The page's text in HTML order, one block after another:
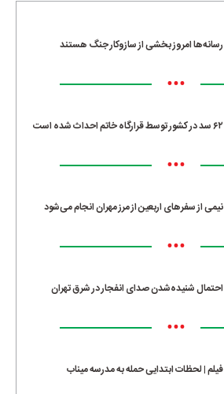
رسانه‌ها امروز بخشی از سازوکار جنگ هستند
•••
۶۲ سد در کشور توسط قرارگاه خاتم احداث شده است
•••
نیمی از سفرهای اربعین از مرز مهران انجام می‌شود
•••
احتمال شنیده‌شدن صدای انفجار در شرق تهران
•••
فیلم | لحظات ابتدایی حمله به مدرسه میناب